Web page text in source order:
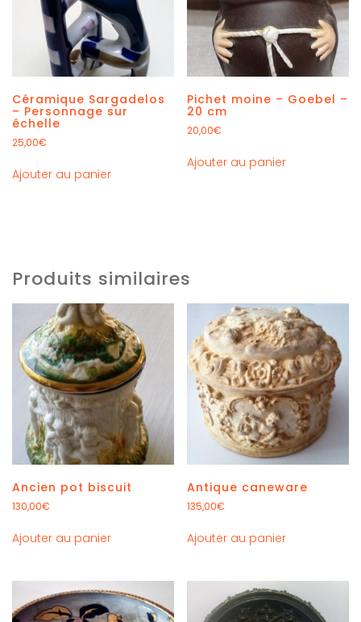
Céramique Sargadelos
– Personnage sur
échelle
25,00€
Ajouter au panier
Pichet moine – Goebel –
20 cm
20,00€
Ajouter au panier
Produits similaires
Ancien pot biscuit
130,00€
Ajouter au panier
Antique caneware
135,00€
Ajouter au panier